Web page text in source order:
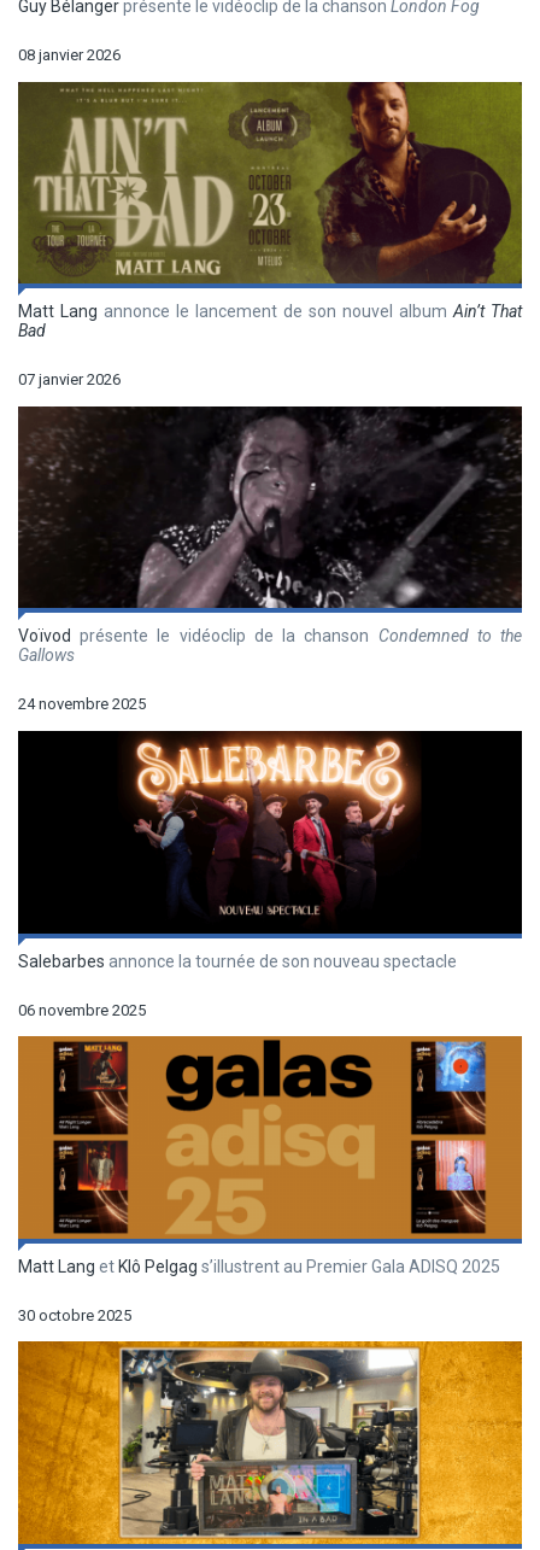
Guy Bélangerprésente le vidéoclip de la chanson London Fog
08 janvier 2026
Matt Lang annonce le lancement de son nouvel albumAin’t That
Bad
07 janvier 2026
Voïvod présente le vidéoclip de la chanson Condemned to the
Gallows
24 novembre 2025
Salebarbes annonce la tournée de son nouveau spectacle
06 novembre 2025
Matt Lang et Klô Pelgag s’illustrent au Premier Gala ADISQ 2025
30 octobre 2025